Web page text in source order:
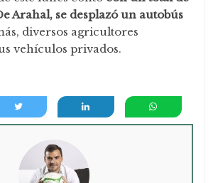
Arahal, se desplazó un autobús
diversos agricultores
vehículos privados.